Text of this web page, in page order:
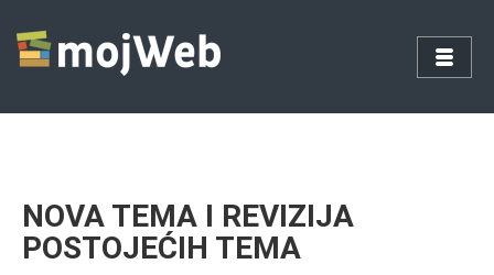
NOVA TEMA I REVIZIJA
POSTOJEĆIH TEMA